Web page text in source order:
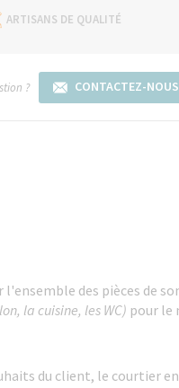
ARTISANS DE QUALITÉ
? CONTACTEZ-NOUS
des pièces de
la cuisine, les WC) pour le
du client, le courtier